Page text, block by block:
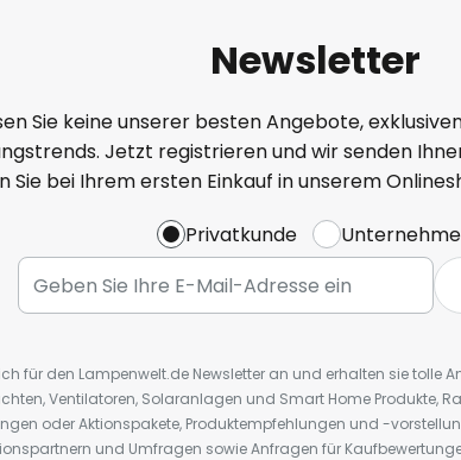
Newsletter
Sie keine unserer besten Angebote,
Jetzt registrieren und wir senden
Sie bei Ihrem ersten Einkauf in unserem
Privatkunde
für den Lampenwelt.de Newsletter an und erhalten sie tolle
Ventilatoren, Solaranlagen und Smart Home Produkte,
oder Aktionspakete, Produktempfehlungen und -
und Umfragen sowie Anfragen für